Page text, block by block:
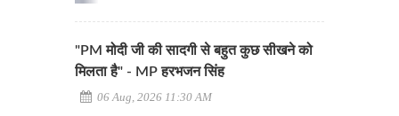
"PM मोदी जी की सादगी से बहुत कुछ सीखने को
मिलता है" - MP हरभजन सिंह
06 Aug, 2026 11:30 AM